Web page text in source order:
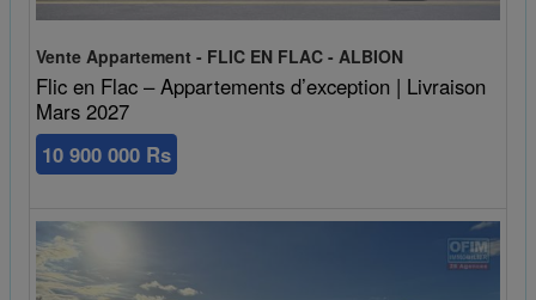
Vente Appartement - FLIC EN FLAC - ALBION
Flic en Flac – Appartements d’exception | Livraison
Mars 2027
10 900 000 Rs